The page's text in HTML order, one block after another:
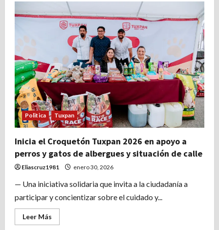
Presidenta
DIF
Tuxpan
visita
beneficiarias
proyectos
productivos
de
panadería
Politica Tuxpan
Inicia el Croquetón Tuxpan 2026 en apoyo a
perros y gatos de albergues y situación de calle
Eliascruz1981 enero 30, 2026
— Una iniciativa solidaria que invita a la ciudadanía a
participar y concientizar sobre el cuidado y...
Leer Más
más